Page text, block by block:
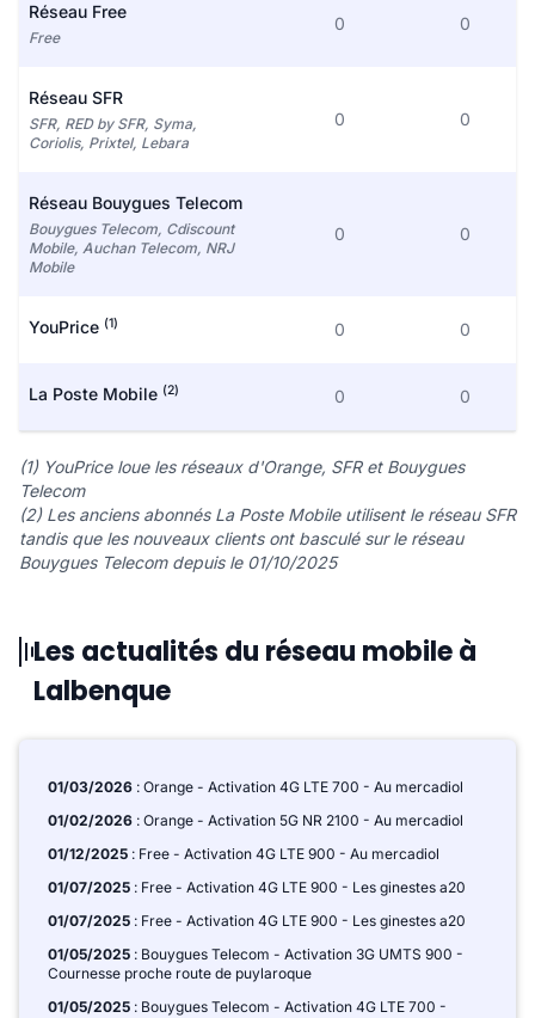
Réseau Free
Free
0 0
Réseau SFR
SFR, RED by SFR, Syma,
Coriolis, Prixtel, Lebara
0 0
Réseau Bouygues Telecom
Bouygues Telecom, Cdiscount
Mobile, Auchan Telecom, NRJ
Mobile
0 0
YouPrice (1) 0 0
La Poste Mobile (2) 0 0
(1) YouPrice loue les réseaux d'Orange, SFR et Bouygues
Telecom
(2) Les anciens abonnés La Poste Mobile utilisent le réseau SFR
tandis que les nouveaux clients ont basculé sur le réseau
Bouygues Telecom depuis le 01/10/2025
Les actualités du réseau mobile à
Lalbenque
01/03/2026 : Orange - Activation 4G LTE 700 - Au mercadiol
01/02/2026 : Orange - Activation 5G NR 2100 - Au mercadiol
01/12/2025 : Free - Activation 4G LTE 900 - Au mercadiol
01/07/2025 : Free - Activation 4G LTE 900 - Les ginestes a20
01/07/2025 : Free - Activation 4G LTE 900 - Les ginestes a20
01/05/2025 : Bouygues Telecom - Activation 3G UMTS 900 -
Cournesse proche route de puylaroque
01/05/2025 : Bouygues Telecom - Activation 4G LTE 700 -